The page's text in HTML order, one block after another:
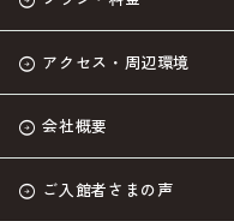
アクセス・周辺環境
会社概要
ご入館者さまの声